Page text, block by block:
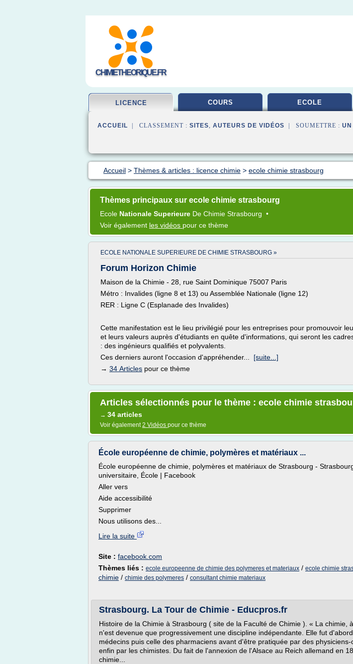
CHIMIETHEORIQUE.FR
LICENCE COURS ECOLE
ACCUEIL | CLASSEMENT : SITES, AUTEURS DE VIDÉOS | SOUMETTRE :
Accueil > Thèmes & articles : licence chimie > ecole chimie strasbourg
Thèmes principaux sur ecole chimie strasbourg
Ecole Nationale Superieure De Chimie Strasbourg •
Voir également les vidéos pour ce thème
ECOLE NATIONALE SUPERIEURE DE CHIMIE STRASBOURG »
Forum Horizon Chimie
Maison de la Chimie - 28, rue Saint Dominique 75007 Paris
Métro : Invalides (ligne 8 et 13) ou Assemblée Nationale (ligne 12)
RER : Ligne C (Esplanade des Invalides)
Cette manifestation est le lieu privilégié pour les entreprises pour promouvoir
et leurs valeurs auprès d'étudiants en quête d'informations, qui seront les
: des ingénieurs qualifiés et polyvalents.
Ces derniers auront l'occasion d'appréhender... [suite...]
→ 34 Articles pour ce thème
Articles sélectionnés pour le thème : ecole chimie
→ 34 articles
Voir également2 Vidéos pour ce thème
École européenne de chimie, polymères et matériaux ...
École européenne de chimie, polymères et matériaux de Strasbourg -
universitaire, École | Facebook
Aller vers
Aide accessibilité
Supprimer
Nous utilisons des...
Lire la suite
Site : facebook.com
Thèmes liés : ecole europeenne de chimie des polymeres et materiaux / ecole chimie
chimie / chimie des polymeres / consultant chimie materiaux
Strasbourg. La Tour de Chimie - Educpros.fr
Histoire de la Chimie à Strasbourg ( site de la Faculté de Chimie ). « La chimie,
n'est devenue que progressivement une discipline indépendante. Elle fut
médecins puis celle des pharmaciens avant d'être pratiquée par des physiciens-
enfin par les chimistes. Du fait de l'annexion de l'Alsace au Reich allemand en
chimie...